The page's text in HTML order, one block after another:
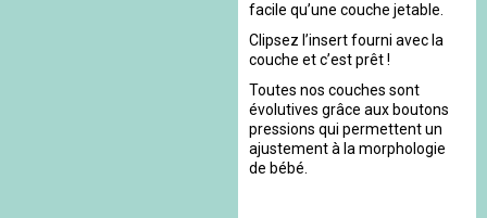
facile qu’une couche jetable.
Clipsez l’insert fourni avec la
couche et c’est prêt !
Toutes nos couches sont
évolutives grâce aux boutons
pressions qui permettent un
ajustement à la morphologie
de bébé.